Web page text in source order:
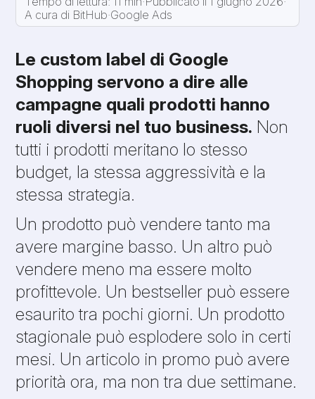
A cura di BitHub·Google Ads
Le custom label di Google
Shopping servono a dire alle
campagne quali prodotti hanno
ruoli diversi nel tuo business. Non
tutti i prodotti meritano lo stesso
budget, la stessa aggressività e la
stessa strategia.
Un prodotto può vendere tanto ma
avere margine basso. Un altro può
vendere meno ma essere molto
profittevole. Un bestseller può essere
esaurito tra pochi giorni. Un prodotto
stagionale può esplodere solo in certi
mesi. Un articolo in promo può avere
priorità ora, ma non tra due settimane.